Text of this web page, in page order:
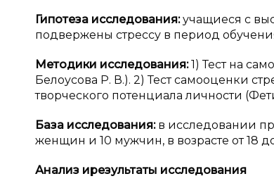
Гипотеза исследования:учащиеся с
подвержены стрессу в период
Методики исследования:1) Тест на
Белоусова Р. В.). 2) Тест самооценки
творческого потенциала личности
База исследования:в исследовании
женщин и 10 мужчин, в возрасте от 18
Анализ ирезультаты исследования